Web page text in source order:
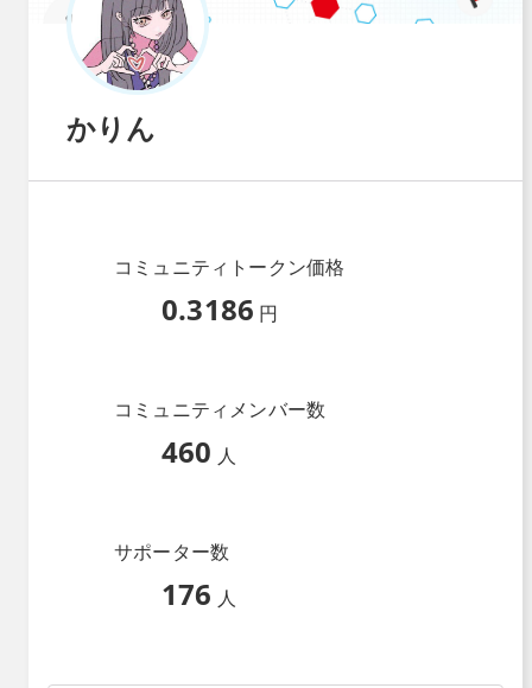
かりん
コミュニティトークン価格
0.3186 円
コミュニティメンバー数
460 人
サポーター数
176 人